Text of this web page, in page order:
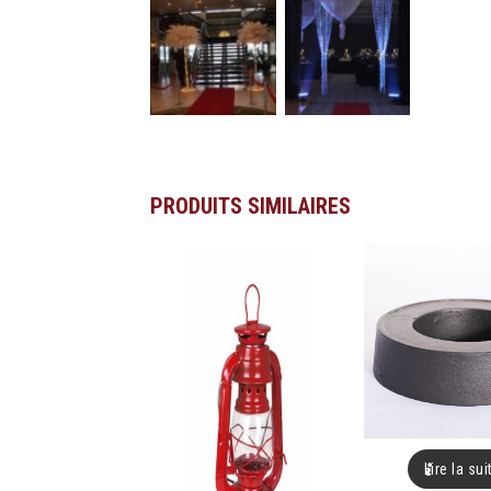
PRODUITS SIMILAIRES
Lire la